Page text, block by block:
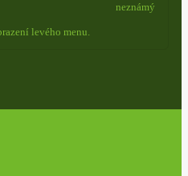
levého menu.
neznámý